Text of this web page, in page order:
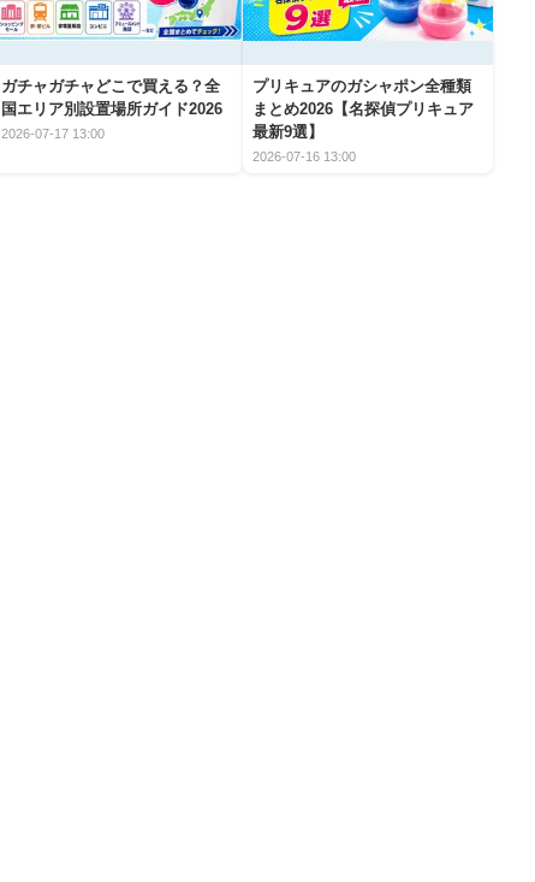
ガチャガチャどこで買える？全
国エリア別設置場所ガイド2026
2026-07-17 13:00
プリキュアのガシャポン全種類
まとめ2026【名探偵プリキュア
最新9選】
2026-07-16 13:00